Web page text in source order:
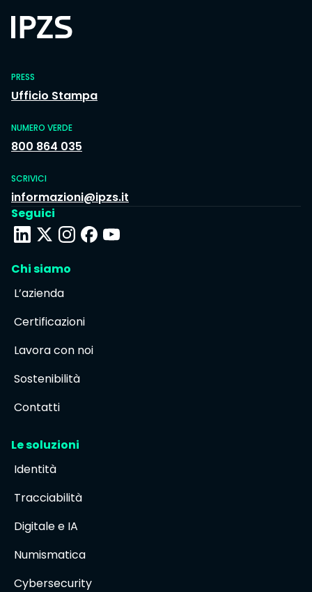
PRESS
Ufficio Stampa
NUMERO VERDE
800 864 035
SCRIVICI
informazioni@ipzs.it
Seguici
Chi siamo
L’azienda
Certificazioni
Lavora con noi
Sostenibilità
Contatti
Le soluzioni
Identità
Tracciabilità
Digitale e IA
Numismatica
Cybersecurity